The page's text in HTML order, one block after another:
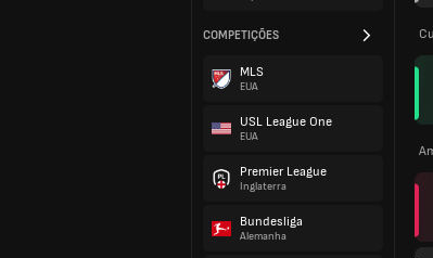
COMPETIÇÕES
MLS
EUA
USL League One
EUA
Premier League
Inglaterra
Bundesliga
Alemanha